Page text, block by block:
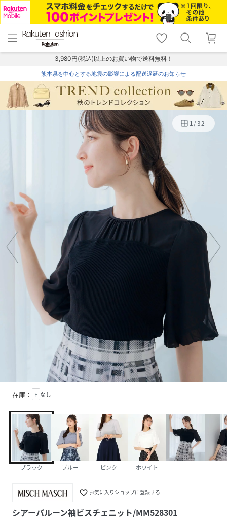
menu home
トップ
shopping_cart lock_outline
ログイン
3,980円(税込)以上のお買い物で送料無料！
熊本県を中心とする地震の影響による配送遅延のお知らせ
1/32
在庫： F なし
ブラック ブルー ピンク ホワイト
favorite_border お気に入りショップに登録する
シアーバルーン袖ビスチェニット/MM528301